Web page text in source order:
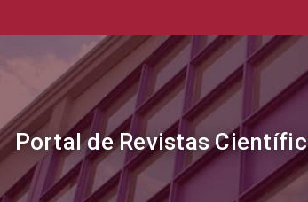
Portal de Revistas